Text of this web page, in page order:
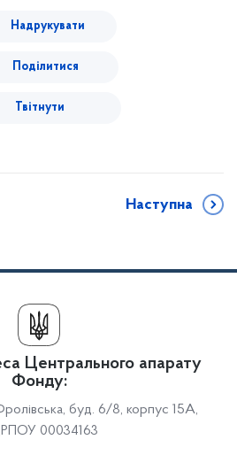
Надрукувати
Поділитися
Твітнути
Наступна
Центрального апарату
Фонду:
буд. 6/8, корпус 15А,
00034163